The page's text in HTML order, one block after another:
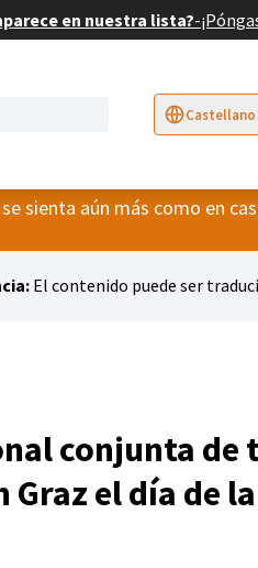
en nuestra lista?-
Castellano
Sprache
sienta aún más como en
El contenido puede ser
conjunta de
Graz el día de